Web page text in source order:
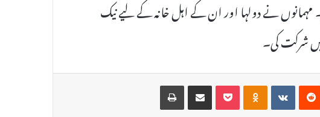
نے دولہا اور ان کے اہل خانہ کے لیے نیک
شرکت کی۔
VKontakte